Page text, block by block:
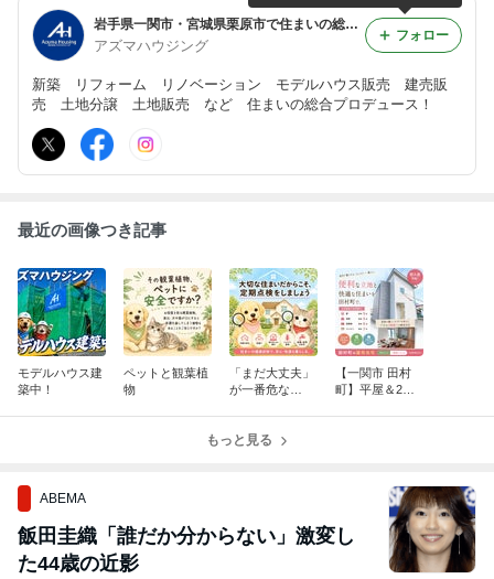
岩手県一関市・宮城県栗原市で住まいの総合プロデュース アズマハウジングの住まい情報！
アズマハウジング
新築 リフォーム リノベーション モデルハウス販売 建売販
売 土地分譲 土地販売 など 住まいの総合プロデュース！
フォロー
最近の画像つき記事
モデルハウス建
築中！
ペットと観葉植
物
「まだ大丈夫」
が一番危な
みませんか？
【一関市 田村
町】平屋＆2階
もっと見る
ABEMA
飯田圭織「誰だか分からない」激変し
た44歳の近影